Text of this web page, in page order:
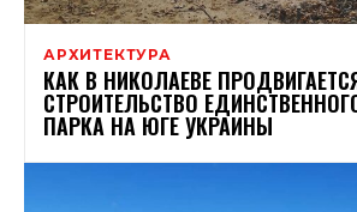
АРХИТЕКТУРА
КАК В НИКОЛАЕВЕ
СТРОИТЕЛЬСТВО
ПАРКА НА ЮГЕ УКРАИНЫ